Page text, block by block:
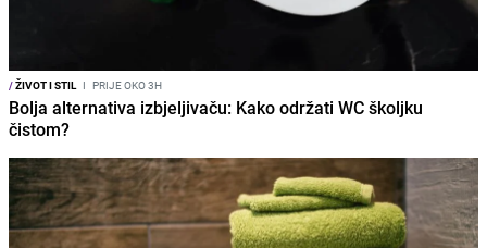
/ŽIVOT I STIL I PRIJE OKO 3H
Bolja alternativa izbjeljivaču: Kako održati WC školjku
čistom?